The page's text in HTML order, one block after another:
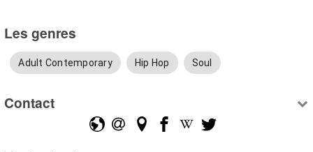
Les genres
Adult Contemporary Hip Hop Soul
Contact